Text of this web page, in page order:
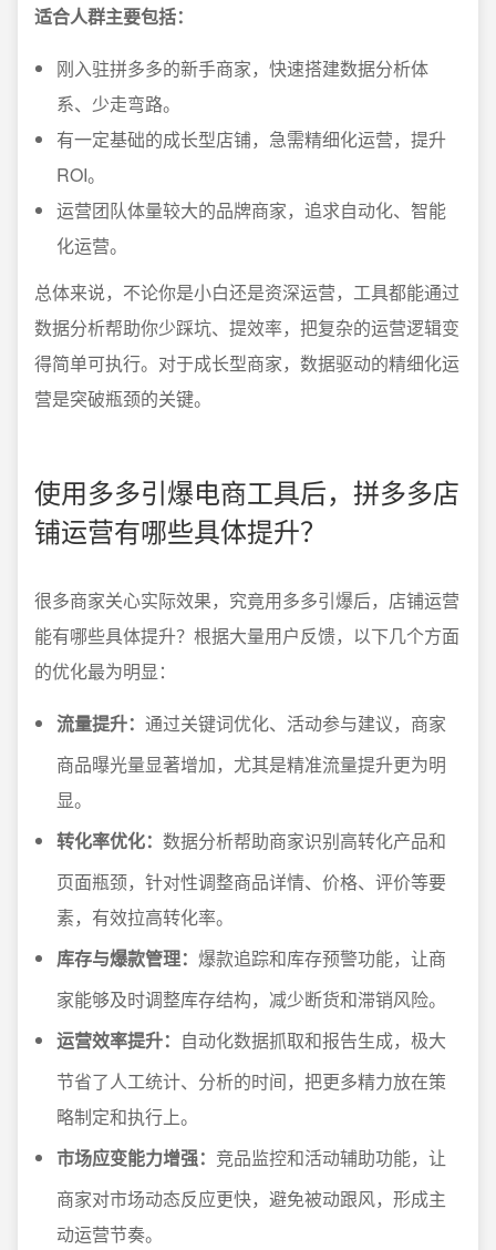
适合人群主要包括：
刚入驻拼多多的新手商家，快速搭建数据分析体
系、少走弯路。
有一定基础的成长型店铺，急需精细化运营，提升
ROI。
运营团队体量较大的品牌商家，追求自动化、智能
化运营。
总体来说，不论你是小白还是资深运营，工具都能通过
数据分析帮助你少踩坑、提效率，把复杂的运营逻辑变
得简单可执行。对于成长型商家，数据驱动的精细化运
营是突破瓶颈的关键。
使用多多引爆电商工具后，拼多多店
铺运营有哪些具体提升？
很多商家关心实际效果，究竟用多多引爆后，店铺运营
能有哪些具体提升？根据大量用户反馈，以下几个方面
的优化最为明显：
流量提升： 通过关键词优化、活动参与建议，商家
商品曝光量显著增加，尤其是精准流量提升更为明
显。
转化率优化： 数据分析帮助商家识别高转化产品和
页面瓶颈，针对性调整商品详情、价格、评价等要
素，有效拉高转化率。
库存与爆款管理： 爆款追踪和库存预警功能，让商
家能够及时调整库存结构，减少断货和滞销风险。
运营效率提升： 自动化数据抓取和报告生成，极大
节省了人工统计、分析的时间，把更多精力放在策
略制定和执行上。
市场应变能力增强： 竞品监控和活动辅助功能，让
商家对市场动态反应更快，避免被动跟风，形成主
动运营节奏。